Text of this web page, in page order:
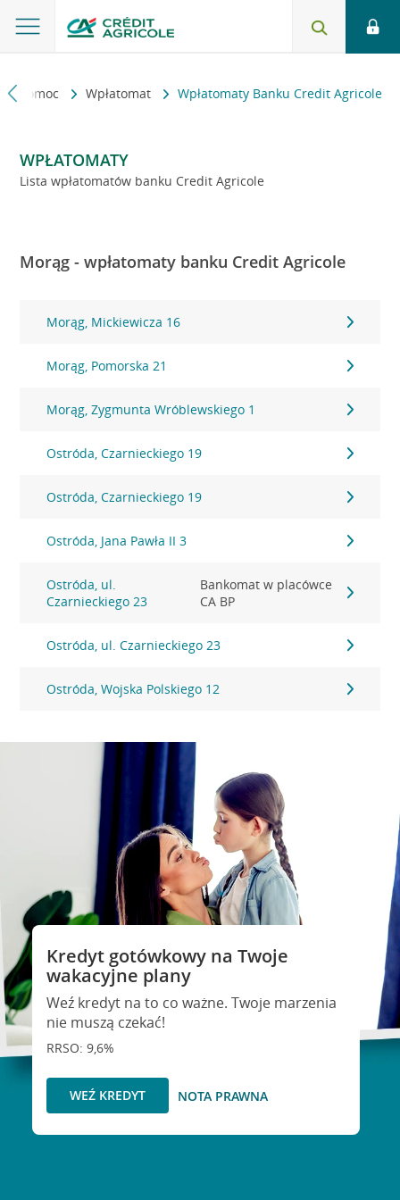
i pomoc Wpłatomat Wpłatomaty Banku Credit Agricole
WPŁATOMATY
Lista wpłatomatów banku Credit Agricole
Morąg - wpłatomaty banku Credit Agricole
Morąg, Mickiewicza 16
Morąg, Pomorska 21
Morąg, Zygmunta Wróblewskiego 1
Ostróda, Czarnieckiego 19
Ostróda, Czarnieckiego 19
Ostróda, Jana Pawła II 3
Ostróda, ul.
Czarnieckiego 23
Bankomat w placówce
CA BP
Ostróda, ul. Czarnieckiego 23
Ostróda, Wojska Polskiego 12
Kredyt gotówkowy na Twoje
wakacyjne plany
Weź kredyt na to co ważne. Twoje marzenia
nie muszą czekać!
RRSO: 9,6%
WEŹ KREDYT NOTA PRAWNA